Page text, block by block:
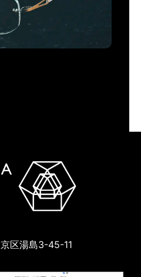
区湯島3-45-11